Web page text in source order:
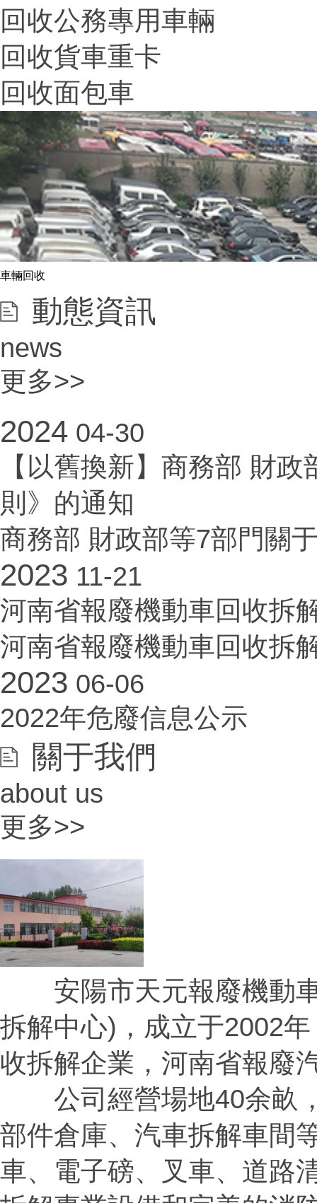
回收公務專用車輛
回收貨車重卡
回收面包車
車輛回收
動態資訊
news
更多>>
2024 04-30
【以舊換新】商務部 財
則》的通知
商務部 財政部等7部門關
2023 11-21
河南省報廢機動車回收拆
河南省報廢機動車回收拆
2023 06-06
2022年危廢信息公示
關于我們
about us
更多>>
安陽市天元報廢機動車
拆解中心)，成立于2002
收拆解企業，河南省報廢
公司經營場地40余畝，
部件倉庫、汽車拆解車間
車、電子磅、叉車、道路